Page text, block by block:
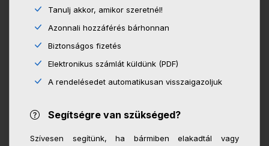
Tanulj akkor, amikor szeretnél!
Azonnali hozzáférés bárhonnan
Biztonságos fizetés
Elektronikus számlát küldünk (PDF)
A rendelésedet automatikusan visszaigazoljuk
Segítségre van szükséged?
Szívesen segítünk, ha bármiben elakadtál vagy